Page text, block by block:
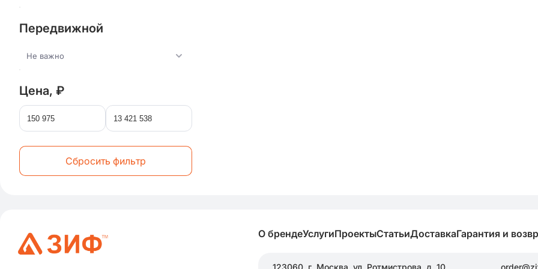
Передвижной
Не важно
Цена, ₽
Сбросить фильтр
О брендеУслугиПроектыСтатьиДоставкаГарантия и
123060, г. Москва, ул. Ротмистрова, д. 10